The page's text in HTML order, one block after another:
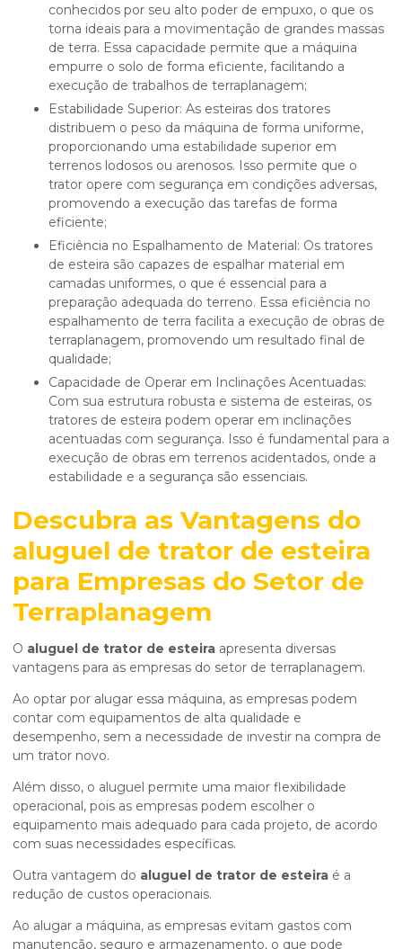
conhecidos por seu alto poder de empuxo, o que os
torna ideais para a movimentação de grandes massas
de terra. Essa capacidade permite que a máquina
empurre o solo de forma eficiente, facilitando a
execução de trabalhos de terraplanagem;
Estabilidade Superior: As esteiras dos tratores
distribuem o peso da máquina de forma uniforme,
proporcionando uma estabilidade superior em
terrenos lodosos ou arenosos. Isso permite que o
trator opere com segurança em condições adversas,
promovendo a execução das tarefas de forma
eficiente;
Eficiência no Espalhamento de Material: Os tratores
de esteira são capazes de espalhar material em
camadas uniformes, o que é essencial para a
preparação adequada do terreno. Essa eficiência no
espalhamento de terra facilita a execução de obras de
terraplanagem, promovendo um resultado final de
qualidade;
Capacidade de Operar em Inclinações Acentuadas:
Com sua estrutura robusta e sistema de esteiras, os
tratores de esteira podem operar em inclinações
acentuadas com segurança. Isso é fundamental para a
execução de obras em terrenos acidentados, onde a
estabilidade e a segurança são essenciais.
Descubra as Vantagens do
aluguel de trator de esteira
para Empresas do Setor de
Terraplanagem
O aluguel de trator de esteira apresenta diversas
vantagens para as empresas do setor de terraplanagem.
Ao optar por alugar essa máquina, as empresas podem
contar com equipamentos de alta qualidade e
desempenho, sem a necessidade de investir na compra de
um trator novo.
Além disso, o aluguel permite uma maior flexibilidade
operacional, pois as empresas podem escolher o
equipamento mais adequado para cada projeto, de acordo
com suas necessidades específicas.
Outra vantagem do aluguel de trator de esteira é a
redução de custos operacionais.
Ao alugar a máquina, as empresas evitam gastos com
manutenção, seguro e armazenamento, o que pode